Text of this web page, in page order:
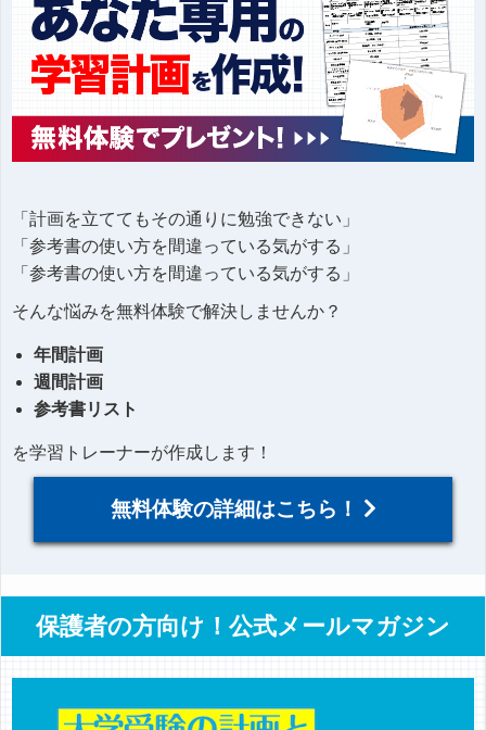
「計画を立ててもその通りに勉強できない」
「参考書の使い方を間違っている気がする」
「参考書の使い方を間違っている気がする」
そんな悩みを無料体験で解決しませんか？
年間計画
週間計画
参考書リスト
を学習トレーナーが作成します！
無料体験の詳細はこちら！
保護者の方向け！公式メールマガジン